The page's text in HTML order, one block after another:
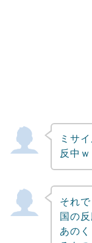
ミサ
反中
それ
国の反
あの